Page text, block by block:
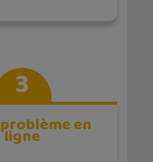
3
problème en
ligne